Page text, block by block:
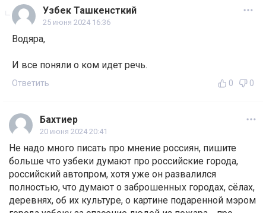
Узбек Ташкенсткий
25 июня 2024 16:36
Водяра,
И все поняли о ком идет речь.
Ответить 0 0
Бахтиер
20 июня 2024 20:41
Не надо много писать про мнение россиян, пишите
больше что узбеки думают про российские города,
российский автопром, хотя уже он развалился
полностью, что думают о заброшенных городах, сёлах,
деревнях, об их культуре, о картине подаренной мэром